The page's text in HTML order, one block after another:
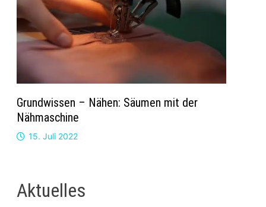
Grundwissen – Nähen: Säumen mit der
Nähmaschine
15. Juli 2022
Aktuelles